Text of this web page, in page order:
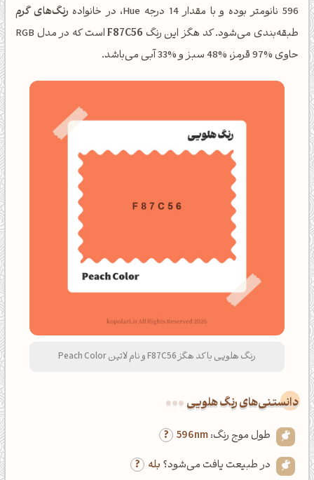
596 نانومتر بوده و با مقدار 14 درجه Hue، در خانواده
رنگ‌های گرم
طبقه‌بندی می‌شود. کد هگز این رنگ F87C56
است که در مدل RGB
حاوی %97 قرمز، %48 سبز و %33 آبی می‌باشد.
رنگ هلویی با کد هگز F87C56 و نام لاتین Peach Color
دانستنی‌های رنگ هلویی
طول موج رنگ:596nm
در طبیعت یافت می‌شود؟ بله